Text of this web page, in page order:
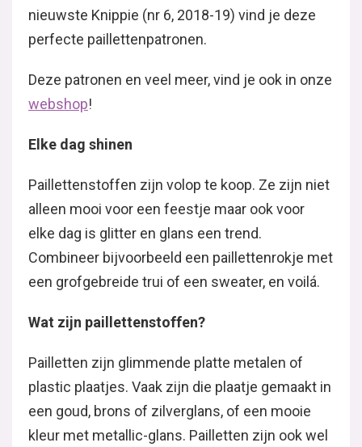
nieuwste Knippie (nr 6, 2018-19) vind je deze
perfecte paillettenpatronen.
Deze patronen en veel meer, vind je ook in onze
webshop!
Elke dag shinen
Paillettenstoffen zijn volop te koop. Ze zijn niet
alleen mooi voor een feestje maar ook voor
elke dag is glitter en glans een trend.
Combineer bijvoorbeeld een paillettenrokje met
een grofgebreide trui of een sweater, en voilá.
Wat zijn paillettenstoffen?
Pailletten zijn glimmende platte metalen of
plastic plaatjes. Vaak zijn die plaatje gemaakt in
een goud, brons of zilverglans, of een mooie
kleur met metallic-glans. Pailletten zijn ook wel